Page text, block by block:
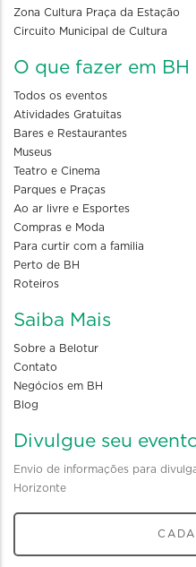
Zona Cultura Praça da Estação
Circuito Municipal de Cultura
O que fazer em BH
Todos os eventos
Atividades Gratuitas
Bares e Restaurantes
Museus
Teatro e Cinema
Parques e Praças
Ao ar livre e Esportes
Compras e Moda
Para curtir com a familia
Perto de BH
Roteiros
Saiba Mais
Sobre a Belotur
Contato
Negócios em BH
Blog
Divulgue seu
Envio de informações para
Horizonte